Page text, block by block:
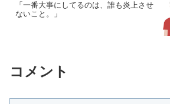
「一番大事にしてるのは、誰も炎上させ
ないこと。」
コメント